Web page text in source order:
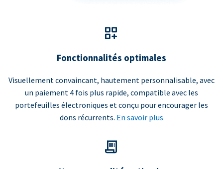
Fonctionnalités optimales
Visuellement convaincant, hautement personnalisable, avec
un paiement 4 fois plus rapide, compatible avec les
portefeuilles électroniques et conçu pour encourager les
dons récurrents. En savoir plus